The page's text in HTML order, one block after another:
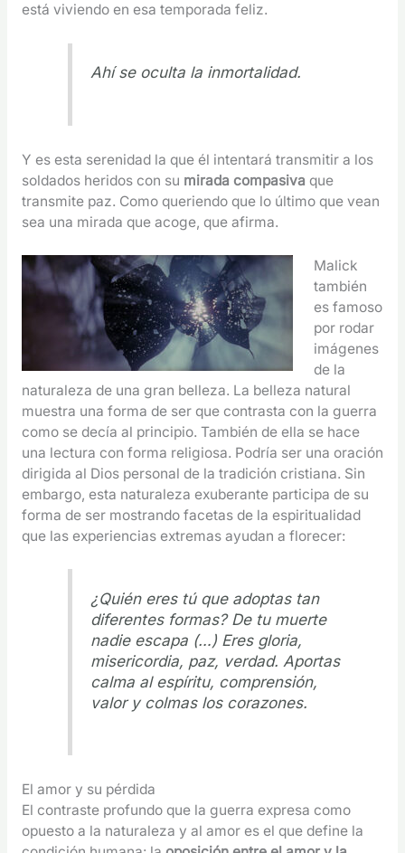
está viviendo en esa temporada feliz.
Ahí se oculta la inmortalidad.
Y es esta serenidad la que él intentará transmitir a los
soldados heridos con su mirada compasiva que
transmite paz. Como queriendo que lo último que vean
sea una mirada que acoge, que afirma.
Malick
también
es famoso
por rodar
imágenes
de la
naturaleza de una gran belleza. La belleza natural
muestra una forma de ser que contrasta con la guerra
como se decía al principio. También de ella se hace
una lectura con forma religiosa. Podría ser una oración
dirigida al Dios personal de la tradición cristiana. Sin
embargo, esta naturaleza exuberante participa de su
forma de ser mostrando facetas de la espiritualidad
que las experiencias extremas ayudan a florecer:
¿Quién eres tú que adoptas tan
diferentes formas? De tu muerte
nadie escapa (…) Eres gloria,
misericordia, paz, verdad. Aportas
calma al espíritu, comprensión,
valor y colmas los corazones.
El amor y su pérdida
El contraste profundo que la guerra expresa como
opuesto a la naturaleza y al amor es el que define la